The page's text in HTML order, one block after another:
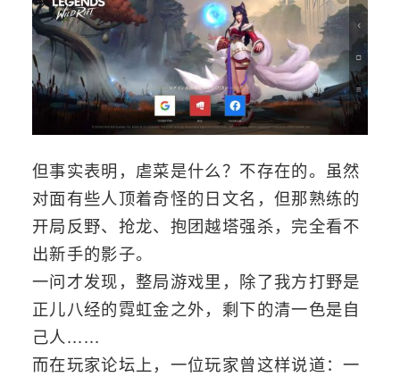
但事实表明，虐菜是什么？不存在的。虽然
对面有些人顶着奇怪的日文名，但那熟练的
开局反野、抢龙、抱团越塔强杀，完全看不
出新手的影子。
一问才发现，整局游戏里，除了我方打野是
正儿八经的霓虹金之外，剩下的清一色是自
己人......
而在玩家论坛上，一位玩家曾这样说道：一